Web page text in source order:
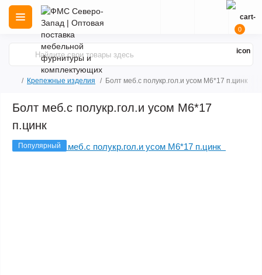
0
Крепежные изделия Болт меб.с полукр.гол.и усом М6*17 п.цинк
Болт меб.с полукр.гол.и усом М6*17
п.цинк
Популярный